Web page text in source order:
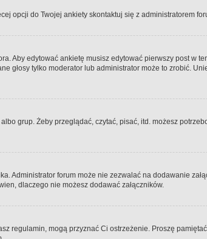
opcji do Twojej ankiety skontaktuj się z administratorem
Aby edytować ankietę musisz edytować pierwszy post w
głosy tylko moderator lub administrator może to zrobić.
grup. Żeby przeglądać, czytać, pisać, itd. możesz
Administrator forum może nie zezwalać na dodawanie
dlaczego nie możesz dodawać załączników.
regulamin, mogą przyznać Ci ostrzeżenie. Proszę